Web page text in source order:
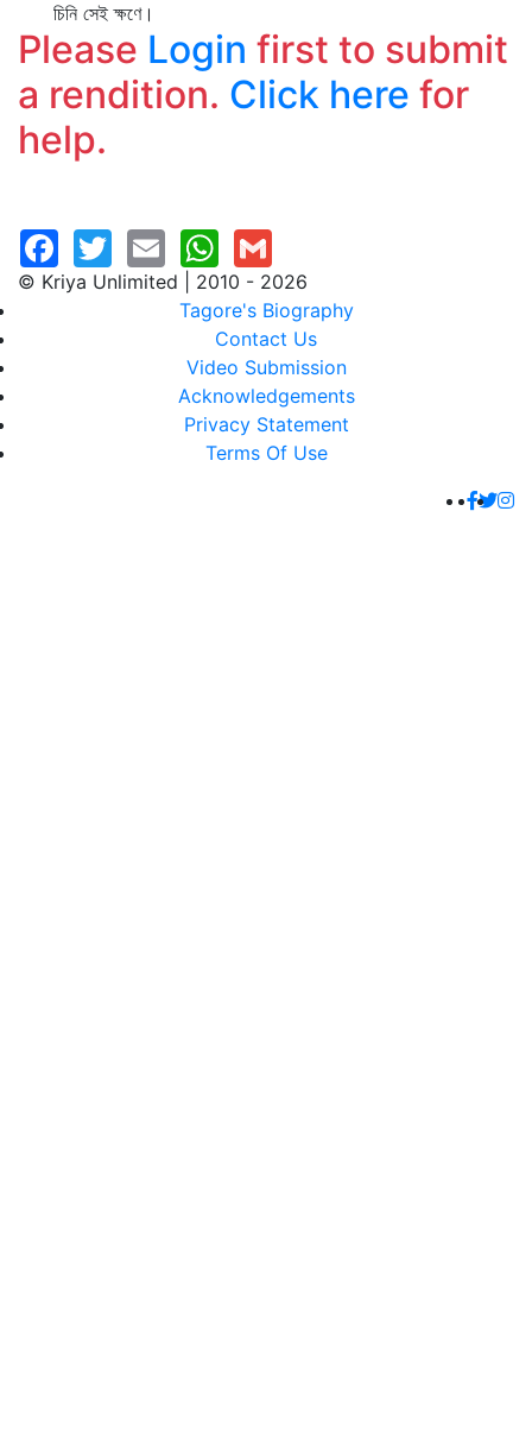
চিনি সেই ক্ষণে।
Please Login first to submit
a rendition. Click here for
help.
© Kriya Unlimited | 2010 - 2026
Tagore's Biography
Contact Us
Video Submission
Acknowledgements
Privacy Statement
Terms Of Use